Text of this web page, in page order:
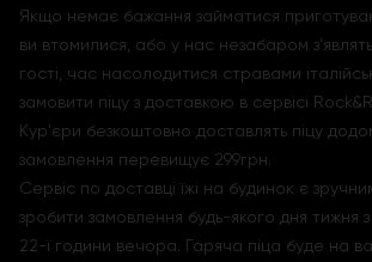
Якщо немає бажання займатися
ви втомилися, або у нас незабаром
гості, час насолодитися стравами
замовити піцу з доставкою в сервісі
Кур'єри безкоштовно доставлять піцу
замовлення перевищує 299грн.
Сервіс по доставці їжі на будинок є
зробити замовлення будь-якого дня тижня з
22-ї години вечора. Гаряча піца буде на